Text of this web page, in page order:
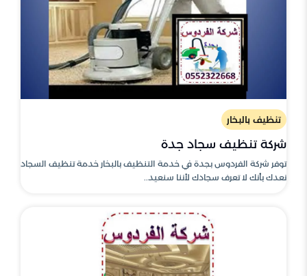
تنظيف بالبخار
شركة تنظيف سجاد جدة
توفر شركة الفردوس بجدة في خدمة التنظيف بالبخار خدمة تنظيف السجاد
نعدك بأنك لا تعرف سجادك لأننا سنعيد..